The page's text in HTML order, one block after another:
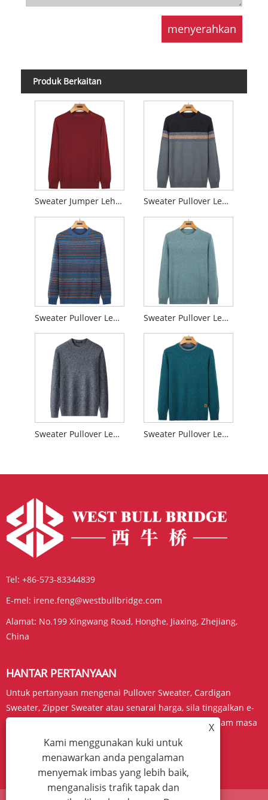
Produk Berkaitan
Sweater Jumper Leher Bulat Sweater Pullover Leher Krew Hitam
Sweater Pullover Leher Kru Merino Wool Sweater Pullover Leher Krew Vintage
Sweater Pullover Leher Krew Kasmir Sweater Pullover Leher Krew Tentera Laut
Tel: +86-573-83344839
E-mel: irene.feng@westbullbridge.com
Alamat: No.199 Xingwang Road, Honghe, Jiaxing, Zhejiang,
China
HANTAR PERTANYAAN
Untuk pertanyaan mengenai Pullover Sweater, Cardigan
Sweater, Zipper Sweater atau senarai harga, sila tinggalkan e-
mel anda kepada kami dan kami akan berhubung dalam masa
PERTANYAAN SEKARANG
X
Kami menggunakan kuki untuk
menawarkan anda pengalaman
menyemak imbas yang lebih baik,
menganalisis trafik tapak dan